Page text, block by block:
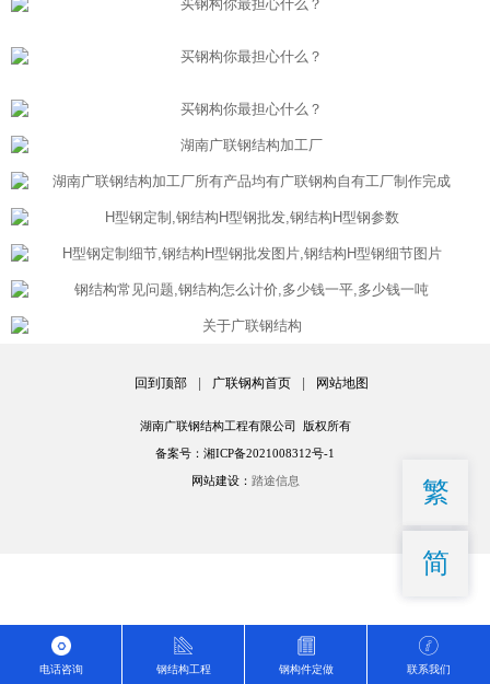
回到顶部 | 广联钢构首页 | 网站地图
湖南广联钢结构工程有限公司 版权所有
备案号：湘ICP备2021008312号-1
网站建设： 踏途信息
电话咨询 钢结构工程 钢构件定做 联系我们
繁
简